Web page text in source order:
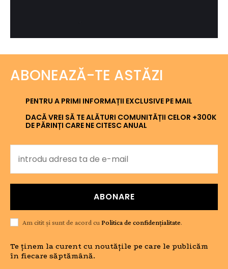
ABONEAZĂ-TE ASTĂZI
PENTRU A PRIMI INFORMAȚII EXCLUSIVE PE MAIL
DACĂ VREI SĂ TE ALĂTURI COMUNITĂȚII CELOR +300K
DE PĂRINȚI CARE NE CITESC ANUAL
ABONARE
Am citit și sunt de acord cu Politica de confidențialitate.
Te ținem la curent cu noutățile pe care le publicăm
în fiecare săptămână.